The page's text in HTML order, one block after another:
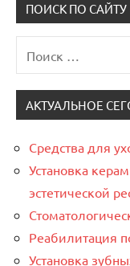
ПОИСК ПО САЙТУ
для:
АКТУАЛЬНОЕ
Средства для
Установка
эстетической
Реабилитация
Установка